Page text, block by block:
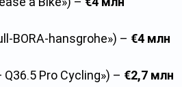
BORA-hansgrohe») – €4 млн
Pro Cycling») – €2,7 млн